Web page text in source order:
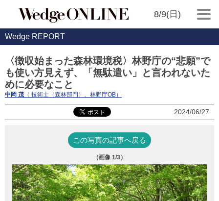
8/9(日)
Wedge REPORT
〈徴収始まった森林環境税〉林野庁の“悲願”で
も使い方見えず、「無駄遣い」と言われないた
めに必要なこと
中岡 茂 （ 技術士（森林部門）、林野庁OB）
2024/06/27
この写真の記事へ戻る
（画像 1/3）